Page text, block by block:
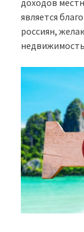
является
россиян,